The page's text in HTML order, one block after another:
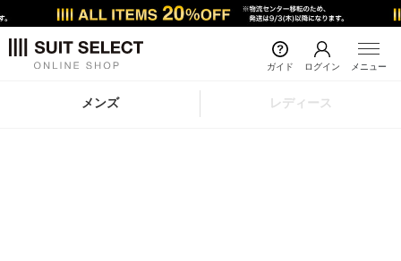
ガイド ログイン メニュー
メンズ レディース